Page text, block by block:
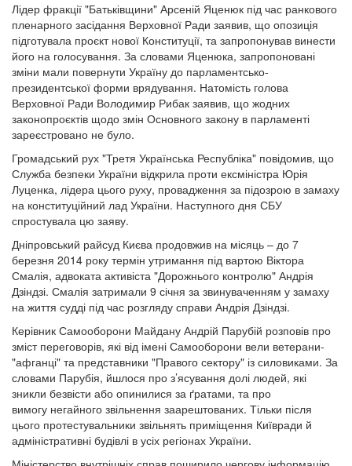
Лідер фракції "Батьківщини" Арсеній Яценюк під час ранкового
пленарного засідання Верховної Ради заявив, що опозиція
підготувала проєкт нової Конституції, та запропонував винести
його на голосування. За словами Яценюка, запропоновані
зміни мали повернути Україну до парламентсько-
президентської форми врядування. Натомість голова
Верховної Ради Володимир Рибак заявив, що жодних
законопроєктів щодо змін Основного закону в парламенті
зареєстровано не було.
Громадський рух "Третя Українська Республіка" повідомив, що
Служба безпеки України відкрила проти ексміністра Юрія
Луценка, лідера цього руху, провадження за підозрою в замаху
на конституційний лад України. Наступного дня СБУ
спростувала цю заяву.
Дніпровський райсуд Києва продовжив на місяць – до 7
березня 2014 року термін утримання під вартою Віктора
Смалія, адвоката активіста "Дорожнього контролю" Андрія
Дзіндзі. Смалія затримали 9 січня за звинуваченням у замаху
на життя судді під час розгляду справи Андрія Дзіндзі.
Керівник Самооборони Майдану Андрій Парубій розповів про
зміст переговорів, які від імені Самооборони вели ветерани-
"афганці" та представники "Правого сектору" із силовиками. За
словами Парубія, йшлося про з’ясування долі людей, які
зникли безвісти або опинилися за ґратами, та про
вимогу негайного звільнення заарештованих. Тільки після
цього протестувальники звільнять приміщення Київради й
адміністративні будівлі в усіх регіонах України.